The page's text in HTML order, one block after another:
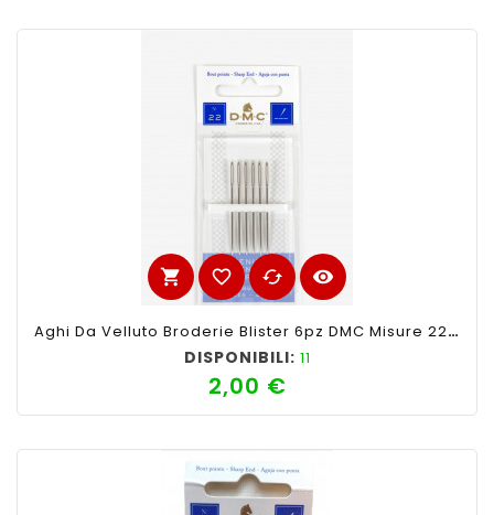
shopping_cart favorite_border cached visibility
Aghi Da Velluto Broderie Blister 6pz DMC Misure 22 Con Punta
DISPONIBILI: 11
2,00 €Prezzo